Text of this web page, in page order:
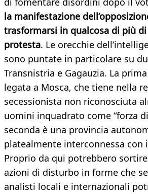
la manifestazione
trasformarsi in qualcosa di più
protesta. Le orecchie
sono puntate in particolare su
Transnistria e Gagauzia. La
legata a Mosca, che tiene nella
secessionista non riconosciuta
uomini inquadrato come “forza di
seconda è una provincia
platealmente interconnessa con
Proprio da qui potrebbero
azioni di disturbo in forme che
analisti locali e internazionali